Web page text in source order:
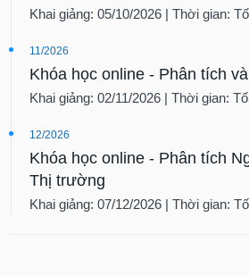
Khai giảng: 05/10/2026 | Thời gian:
11/2026
Khóa học online - Phân tích
Khai giảng: 02/11/2026 | Thời gian:
12/2026
Khóa học online - Phân tích
Thị trường
Khai giảng: 07/12/2026 | Thời gian: